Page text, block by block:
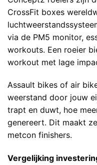
CrossFit boxes
via de PM5 monitor,
workouts. Een roeier
workout met lage
Assault bikes of air
weerstand door jouw
trapt en duwt, hoe
genereert. Dit maakt
metcon finishers.
Vergelijking